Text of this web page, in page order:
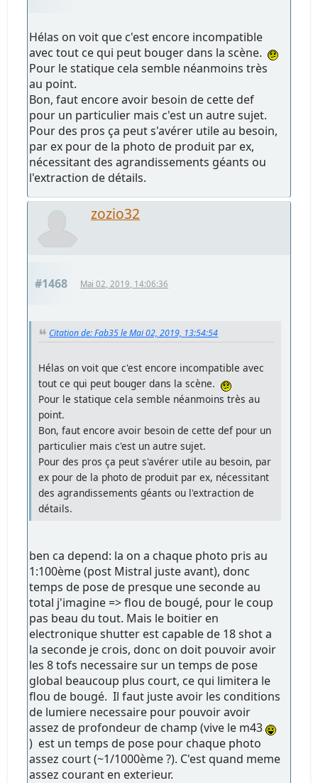
Hélas on voit que c'est encore incompatible
avec tout ce qui peut bouger dans la scène.
Pour le statique cela semble néanmoins très
au point.
Bon, faut encore avoir besoin de cette def
pour un particulier mais c'est un autre sujet.
Pour des pros ça peut s'avérer utile au besoin,
par ex pour de la photo de produit par ex,
nécessitant des agrandissements géants ou
l'extraction de détails.
zozio32
#1468 Mai 02, 2019, 14:06:36
Citation de: Fab35 le Mai 02, 2019, 13:54:54
Hélas on voit que c'est encore incompatible avec
tout ce qui peut bouger dans la scène.
Pour le statique cela semble néanmoins très au
point.
Bon, faut encore avoir besoin de cette def pour un
particulier mais c'est un autre sujet.
Pour des pros ça peut s'avérer utile au besoin, par
ex pour de la photo de produit par ex, nécessitant
des agrandissements géants ou l'extraction de
détails.
ben ca depend: la on a chaque photo pris au
1:100ème (post Mistral juste avant), donc
temps de pose de presque une seconde au
total j'imagine => flou de bougé, pour le coup
pas beau du tout. Mais le boitier en
electronique shutter est capable de 18 shot a
la seconde je crois, donc on doit pouvoir avoir
les 8 tofs necessaire sur un temps de pose
global beaucoup plus court, ce qui limitera le
flou de bougé. Il faut juste avoir les conditions
de lumiere necessaire pour pouvoir avoir
assez de profondeur de champ (vive le m43
) est un temps de pose pour chaque photo
assez court (~1/1000ème ?). C'est quand meme
assez courant en exterieur.